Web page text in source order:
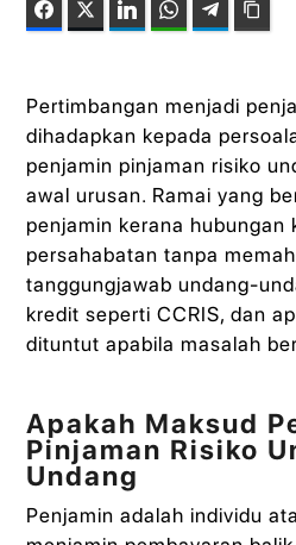
FacebookTwitter LinkedIn WhatsAppTelegram
Pertimbangan menjadi
dihadapkan kepada
penjamin pinjaman risiko
awal urusan. Ramai yang
penjamin kerana hubungan
persahabatan tanpa
tanggungjawab undang-
kredit seperti CCRIS, dan
dituntut apabila masalah
Apakah Maksud
Pinjaman Risiko
Undang
Penjamin adalah individu